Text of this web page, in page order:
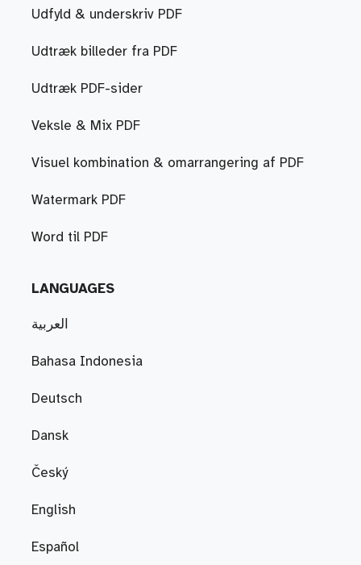
Udfyld & underskriv PDF
Udtræk billeder fra PDF
Udtræk PDF-sider
Veksle & Mix PDF
Visuel kombination & omarrangering af PDF
Watermark PDF
Word til PDF
LANGUAGES
العربية
Bahasa Indonesia
Deutsch
Dansk
Český
English
Español